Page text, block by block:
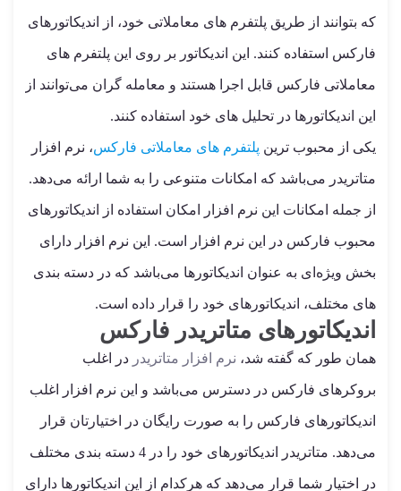
که بتوانند از طریق پلتفرم های معاملاتی خود، از اندیکاتورهای
فارکس استفاده کنند. این اندیکاتور بر روی این پلتفرم های
معاملاتی فارکس قابل اجرا هستند و معامله گران می‌توانند از
این اندیکاتورها در تحلیل های خود استفاده کنند.
یکی از محبوب ترین پلتفرم های معاملاتی فارکس، نرم افزار
متاتریدر می‌باشد که امکانات متنوعی را به شما ارائه می‌دهد.
از جمله امکانات این نرم افزار امکان استفاده از اندیکاتورهای
محبوب فارکس در این نرم افزار است. این نرم افزار دارای
بخش ویژه‌ای به عنوان اندیکاتورها می‌باشد که در دسته بندی
های مختلف، اندیکاتورهای خود را قرار داده است.
اندیکاتورهای متاتریدر فارکس
همان طور که گفته شد، نرم افزار متاتریدر در اغلب
بروکرهای فارکس در دسترس می‌باشد و این نرم افزار اغلب
اندیکاتورهای فارکس را به صورت رایگان در اختیارتان قرار
می‌دهد. متاتریدر اندیکاتورهای خود را در 4 دسته بندی مختلف
در اختیار شما قرار می‌دهد که هرکدام از این اندیکاتورها دارای